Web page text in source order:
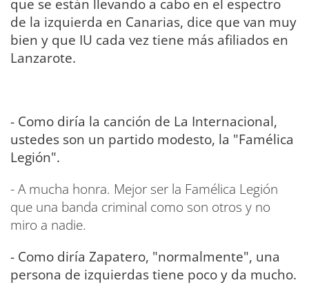
que se están llevando a cabo en el espectro
de la izquierda en Canarias, dice que van muy
bien y que IU cada vez tiene más afiliados en
Lanzarote.
- Como diría la canción de La Internacional,
ustedes son un partido modesto, la "Famélica
Legión".
- A mucha honra. Mejor ser la Famélica Legión
que una banda criminal como son otros y no
miro a nadie.
- Como diría Zapatero, "normalmente", una
persona de izquierdas tiene poco y da mucho.